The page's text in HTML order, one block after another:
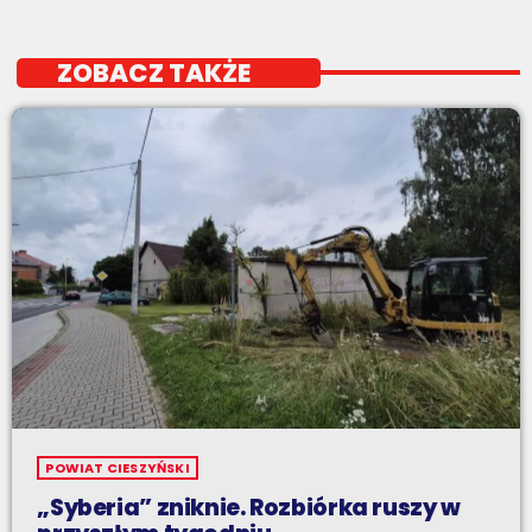
ZOBACZ TAKŻE
POWIAT CIESZYŃSKI
„Syberia” zniknie. Rozbiórka ruszy w